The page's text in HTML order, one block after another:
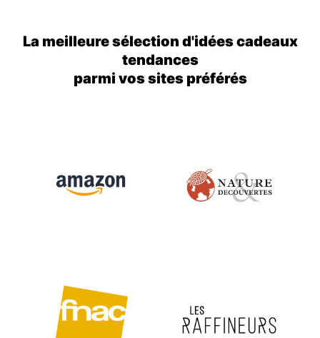
La meilleure sélection d'idées cadeaux
tendances
parmi vos sites préférés